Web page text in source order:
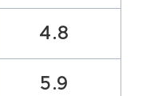
4.8
5.9